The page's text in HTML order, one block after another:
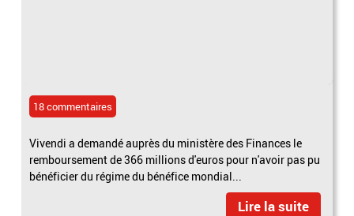
18 commentaires
Vivendi a demandé auprès du ministère des Finances le
remboursement de 366 millions d'euros pour n'avoir pas pu
bénéficier du régime du bénéfice mondial...
Lire la suite